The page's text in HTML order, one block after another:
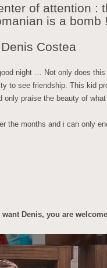
of attention :
is a bomb !
Denis Costea
night … Not only does
to see friendship. This kid
praise the beauty of what
the months and i can only
Denis, you are